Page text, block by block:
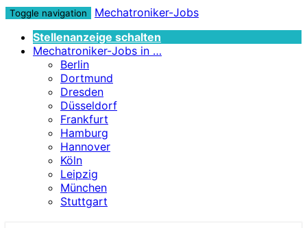
Toggle navigation
Mechatroniker-Jobs
Stellenanzeige schalten
Mechatroniker-Jobs in …
Berlin
Dortmund
Dresden
Düsseldorf
Frankfurt
Hamburg
Hannover
Köln
Leipzig
München
Stuttgart